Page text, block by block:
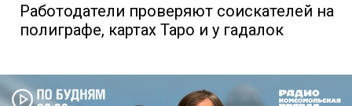
Работодатели проверяют соискателей на
полиграфе, картах Таро и у гадалок